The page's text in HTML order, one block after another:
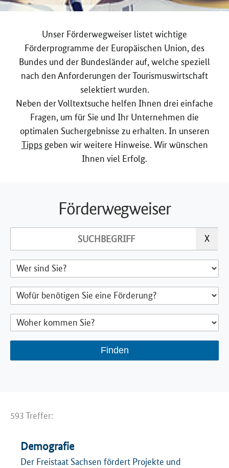
Unser Förderwegweiser listet wichtige
Förderprogramme der Europäischen Union, des
Bundes und der Bundesländer auf, welche speziell
nach den Anforderungen der Tourismuswirtschaft
selektiert wurden.
Neben der Volltextsuche helfen Ihnen drei einfache
Fragen, um für Sie und Ihr Unternehmen die
optimalen Suchergebnisse zu erhalten. In unseren
Tippsgeben wir weitere Hinweise. Wir wünschen
Ihnen viel Erfolg.
Förderwegweiser
593 Treffer:
Demografie
Der Freistaat Sachsen fördert Projekte und